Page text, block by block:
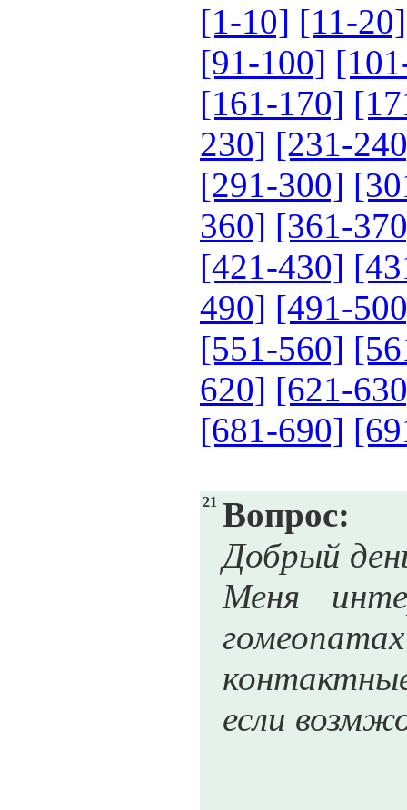
[1-10] [11-20]
[91-100]
[161-170]
230] [231-
[291-300]
360] [361-
[421-430]
490] [491-
[551-560]
620] [621-
[681-690]
21 Вопрос:
Добрый
Меня
если